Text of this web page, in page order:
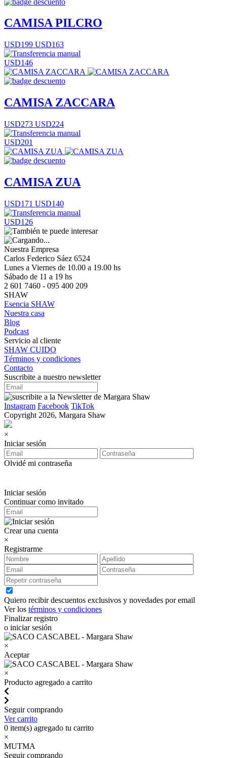
CAMISA PILCRO
USD199 USD163
USD146
CAMISA ZACCARA
USD273 USD224
USD201
CAMISA ZUA
USD171 USD140
USD126
Nuestra Empresa
Carlos Federico Sáez 6524
Lunes a Viernes de 10.00 a 19.00 hs
Sábado de 11 a 19 hs
2 601 7460 - 095 400 209
SHAW
Esencia SHAW
Nuestra casa
Blog
Podcast
Servicio al cliente
SHAW CUIDO
Términos y condiciones
Contacto
Suscribite a nuestro newsletter
Instagram Facebook TikTok
Copyright 2026, Margara Shaw
×
Iniciar sesión
Olvidé mi contraseña
Iniciar sesión
Continuar como invitado
Crear una cuenta
×
Registrarme
Quiero recibir descuentos exclusivos y novedades por email
Ver los términos y condiciones
Finalizar registro
o iniciar sesión
×
Aceptar
×
Producto agregado a carrito
Seguir comprando
Ver carrito
0 item(s) agregado tu carrito
×
MUTMA
Seguir comprando